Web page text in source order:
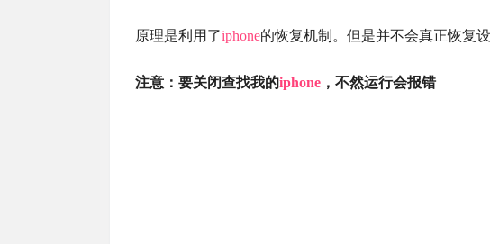
原理是利用了iphone的恢复机制。但是并不会真正恢复
注意：要关闭查找我的iphone ，不然运行会报错